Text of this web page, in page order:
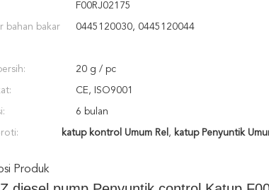
F00RJ02175
bahan bakar 0445120030, 0445120044
20 g / pc
CE, ISO9001
6 bulan
katup kontrol Umum Rel , katup Penyuntik
Produk